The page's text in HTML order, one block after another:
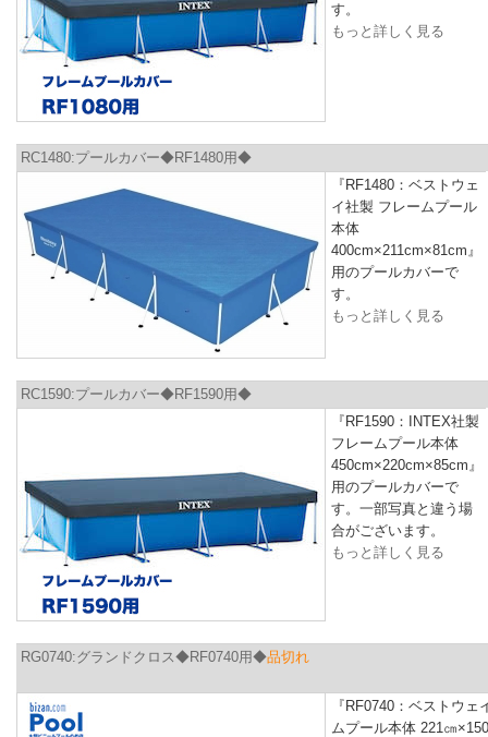
す。
もっと詳しく見る
RC1480:プールカバー◆RF1480用◆
『RF1480：ベストウェ
イ社製 フレームプール
本体
400cm×211cm×81cm』
用のプールカバーで
す。
もっと詳しく見る
RC1590:プールカバー◆RF1590用◆
『RF1590：INTEX社製
フレームプール本体
450cm×220cm×85cm』
用のプールカバーで
す。一部写真と違う場
合がございます。
もっと詳しく見る
RG0740:グランドクロス◆RF0740用◆品切れ
『RF0740：ベストウェ
ムプール本体 221㎝